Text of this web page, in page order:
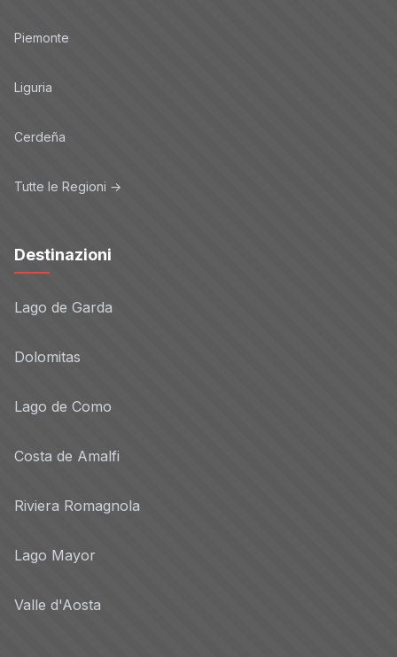
Piemonte
Liguria
Cerdeña
Tutte le Regioni →
Destinazioni
Lago de Garda
Dolomitas
Lago de Como
Costa de Amalfi
Riviera Romagnola
Lago Mayor
Valle d'Aosta